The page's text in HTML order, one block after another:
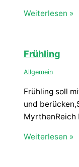
Weiterlesen »
Frühling
Allgemein
Frühling soll
und
Weiterlesen »